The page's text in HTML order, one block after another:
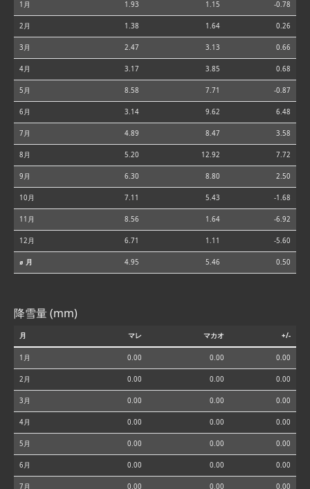
1月 1.93 1.15 -0.78
2月 1.38 1.64 0.26
3月 2.47 3.13 0.66
4月 3.17 3.85 0.68
5月 8.58 7.71 -0.87
6月 3.14 9.62 6.48
7月 4.89 8.47 3.58
8月 5.20 12.92 7.72
9月 6.30 8.80 2.50
10月 7.11 5.43 -1.68
11月 8.56 1.64 -6.92
12月 6.71 1.11 -5.60
⌀ 月 4.95 5.46 0.50
降雪量 (mm)
月 マレ マカオ +/-
1月 0.00 0.00 0.00
2月 0.00 0.00 0.00
3月 0.00 0.00 0.00
4月 0.00 0.00 0.00
5月 0.00 0.00 0.00
6月 0.00 0.00 0.00
7月 0.00 0.00 0.00